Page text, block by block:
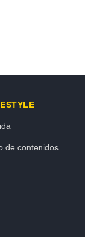
de contenidos